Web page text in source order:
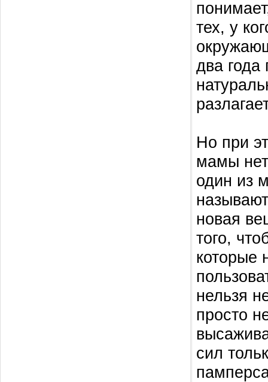
тех, у
два года
Но при
мамы
один из
новая
того,
которые
нельзя
просто
сил